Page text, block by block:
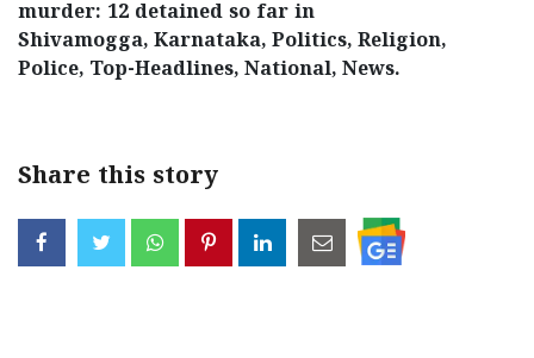
murder: 12 detained so far in
Shivamogga, Karnataka, Politics, Religion,
Police, Top-Headlines, National, News.
Share this story